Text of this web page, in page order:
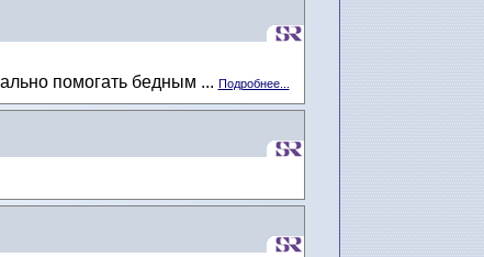
помогать бедным ... Подробнее...